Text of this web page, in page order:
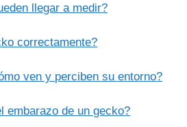
llegar a medir?
correctamente?
ven y perciben su entorno?
embarazo de un gecko?